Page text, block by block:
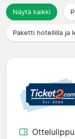
Matkatoimistoja
Näytä kaikki
Paketti hotellilla ja